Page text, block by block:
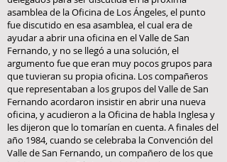
asamblea de la Oficina de Los Ángeles, el punto
fue discutido en esa asamblea, el cual era de
ayudar a abrir una oficina en el Valle de San
Fernando, y no se llegó a una solución, el
argumento fue que eran muy pocos grupos para
que tuvieran su propia oficina. Los compañeros
que representaban a los grupos del Valle de San
Fernando acordaron insistir en abrir una nueva
oficina, y acudieron a la Oficina de habla Inglesa y
les dijeron que lo tomarían en cuenta. A finales del
año 1984, cuando se celebraba la Convención del
Valle de San Fernando, un compañero de los que